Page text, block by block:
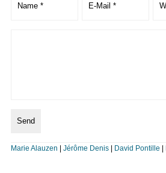
Marie Alauzen Jérôme Denis| David Pontille